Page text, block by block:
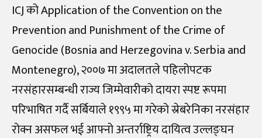
ICJ को Application of the Convention on the
Prevention and Punishment of the Crime of
Genocide (Bosnia and Herzegovina v. Serbia and
Montenegro), २००७ मा अदालतले पहिलोपटक
नरसंहारसम्बन्धी राज्य जिम्मेवारीको दायरा स्पष्ट रूपमा
परिभाषित गर्दै सर्बियाले १९९५ मा गरेको स्रेबरेनिका नरसंहार
रोक्न असफल भई आफ्नो अन्तर्राष्ट्रिय दायित्व उल्लङ्घन